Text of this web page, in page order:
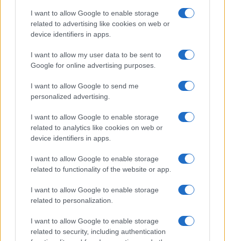
I want to allow Google to enable storage
related to advertising like cookies on web or
device identifiers in apps.
I want to allow my user data to be sent to
Google for online advertising purposes.
I want to allow Google to send me
personalized advertising.
I want to allow Google to enable storage
related to analytics like cookies on web or
device identifiers in apps.
I want to allow Google to enable storage
related to functionality of the website or app.
I want to allow Google to enable storage
related to personalization.
I want to allow Google to enable storage
related to security, including authentication